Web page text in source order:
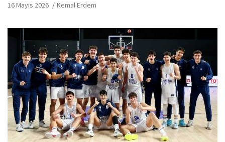
16 Mayıs 2026 Kemal Erdem